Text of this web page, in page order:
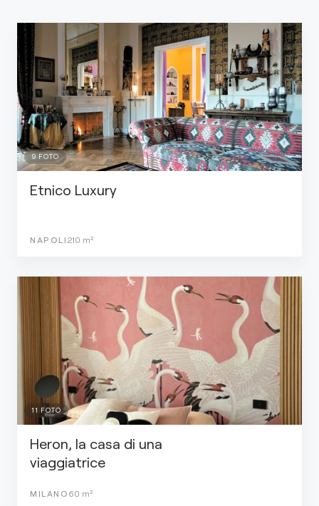
9FOTO
Etnico Luxury
NAPOLI 210 m²
11 FOTO
Heron, la casa di una
viaggiatrice
MILANO 60 m²